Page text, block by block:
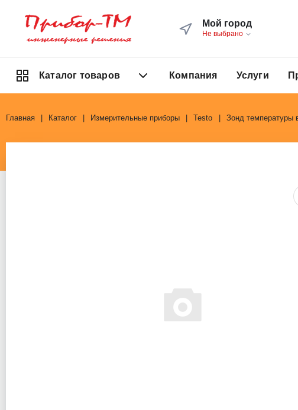
Мой город
Не выбрано
Каталог товаров Компания Услуги
Главная Каталог Измерительные приборы Testo Зонд температуры